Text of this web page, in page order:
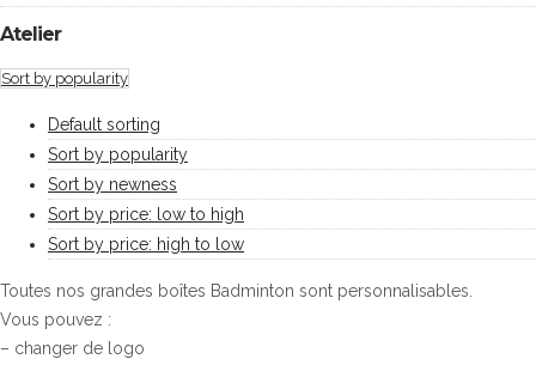
Atelier
Sort by popularity
Default sorting
Sort by popularity
Sort by newness
Sort by price: low to high
Sort by price: high to low
Toutes nos grandes boîtes Badminton sont personnalisables.
Vous pouvez :
– changer de logo